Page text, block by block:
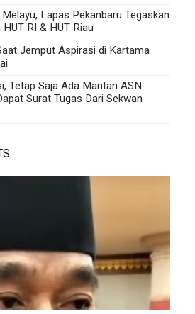
Lapas Pekanbaru Tegaskan
RI & HUT Riau
Jemput Aspirasi di Kartama
Tetap Saja Ada Mantan ASN
Surat Tugas Dari Sekwan